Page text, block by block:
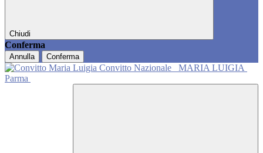
Chiudi
Conferma
Annulla Conferma
Convitto Nazionale
MARIA LUIGIA
Parma